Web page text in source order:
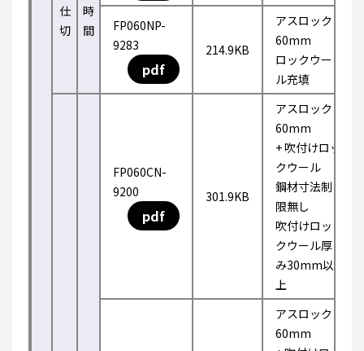
仕
切
時
間
FP060NP-
9283
pdf
214.9KB
アスロック
60mm
ロックウー
ル充填
FP060CN-
9200
pdf
301.9KB
アスロック
60mm
+ 吹付けロッ
クウール
鋼材寸法制
限無し
吹付けロッ
クウール厚
み30mm以
上
アスロック
60mm